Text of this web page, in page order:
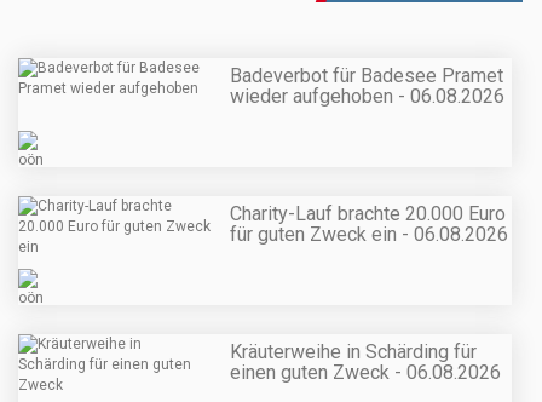
Badeverbot für Badesee Pramet
wieder aufgehoben - 06.08.2026
Charity-Lauf brachte 20.000 Euro
für guten Zweck ein - 06.08.2026
Kräuterweihe in Schärding für
einen guten Zweck - 06.08.2026